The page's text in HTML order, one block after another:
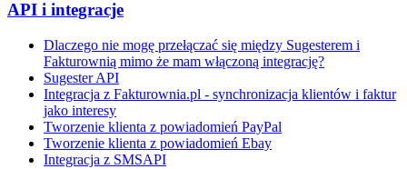
API i integracje
Dlaczego nie mogę przełączać się między Sugesterem i
Fakturownią mimo że mam włączoną integrację?
Sugester API
Integracja z Fakturownia.pl - synchronizacja klientów i faktur
jako interesy
Tworzenie klienta z powiadomień PayPal
Tworzenie klienta z powiadomień Ebay
Integracja z SMSAPI